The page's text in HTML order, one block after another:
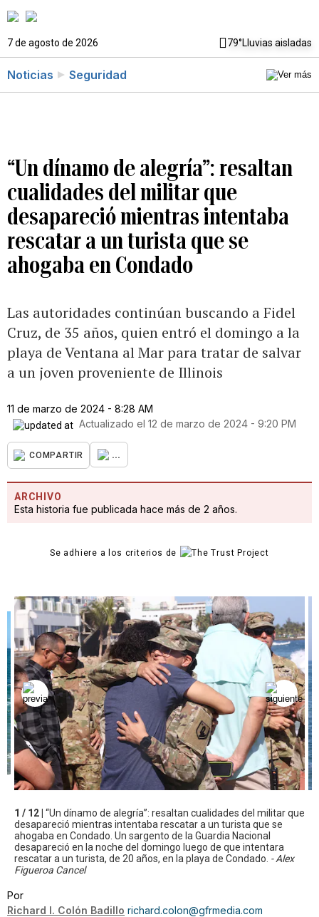
7 de agosto de 2026 79°Lluvias aisladas
Noticias Seguridad
“Un dínamo de alegría”: resaltan
cualidades del militar que
desapareció mientras intentaba
rescatar a un turista que se
ahogaba en Condado
Las autoridades continúan buscando a Fidel
Cruz, de 35 años, quien entró el domingo a la
playa de Ventana al Mar para tratar de salvar
a un joven proveniente de Illinois
11 de marzo de 2024 - 8:28 AM
Actualizado el 12 de marzo de 2024 - 9:20 PM
COMPARTIR ...
ARCHIVO
Esta historia fue publicada hace más de 2 años.
Se adhiere a los criterios de
1 / 12 | “Un dínamo de alegría”: resaltan cualidades del militar que
desapareció mientras intentaba rescatar a un turista que se
ahogaba en Condado. Un sargento de la Guardia Nacional
desapareció en la noche del domingo luego de que intentara
rescatar a un turista, de 20 años, en la playa de Condado. - Alex
Figueroa Cancel
Por
Richard I. Colón Badillo richard.colon@gfrmedia.com